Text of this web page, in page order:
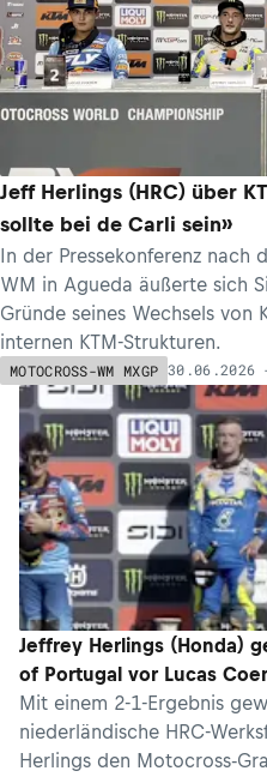
Jeff Herlings (HRC) über
sollte bei de Carli sein»
In der Pressekonferenz nach
WM in Agueda äußerte sich
Gründe seines Wechsels von
internen KTM-Strukturen.
MOTOCROSS-WM MXGP 30.06.2026
Jeffrey Herlings (Honda)
of Portugal vor Lucas
Mit einem 2-1-Ergebnis
niederländische HRC-
Herlings den Motocross-